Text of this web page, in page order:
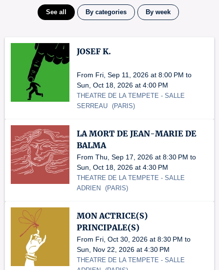
See all By categories By week
JOSEF K.
From Fri, Sep 11, 2026 at 8:00 PM to
Sun, Oct 18, 2026 at 4:00 PM
THEATRE DE LA TEMPETE - SALLE
SERREAU (PARIS)
LA MORT DE JEAN-MARIE DE
BALMA
From Thu, Sep 17, 2026 at 8:30 PM to
Sun, Oct 18, 2026 at 4:30 PM
THEATRE DE LA TEMPETE - SALLE
ADRIEN
(PARIS)
MON ACTRICE(S)
PRINCIPALE(S)
From Fri, Oct 30, 2026 at 8:30 PM to
Sun, Nov 22, 2026 at 4:30 PM
THEATRE DE LA TEMPETE - SALLE